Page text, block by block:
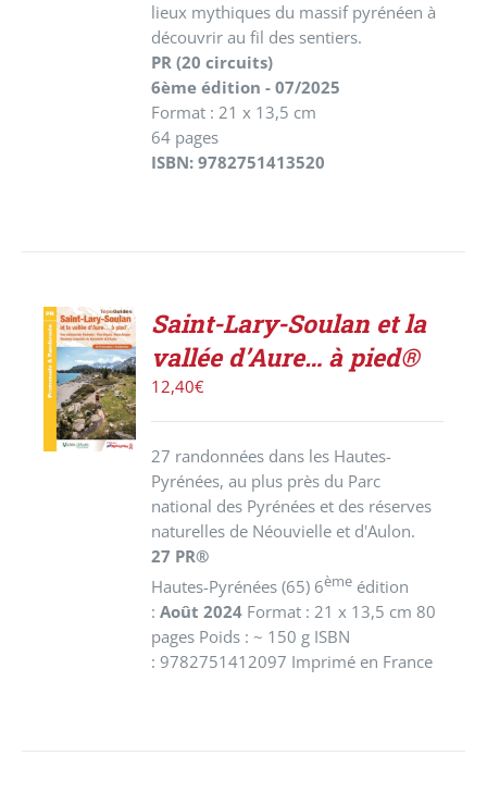
lieux mythiques du massif pyrénéen à
découvrir au fil des sentiers.
PR (20 circuits)
6ème édition - 07/2025
Format : 21 x 13,5 cm
64 pages
ISBN: 9782751413520
ACHETER
LE
PRODUIT
/
DÉTAILS
Saint-Lary-Soulan et la
vallée d’Aure… à pied®
12,40€
27 randonnées dans les Hautes-
Pyrénées, au plus près du Parc
national des Pyrénées et des réserves
naturelles de Néouvielle et d'Aulon.
27 PR®
Hautes-Pyrénées (65) 6ème édition
: Août 2024 Format : 21 x 13,5 cm 80
pages Poids : ~ 150 g ISBN
: 9782751412097 Imprimé en France